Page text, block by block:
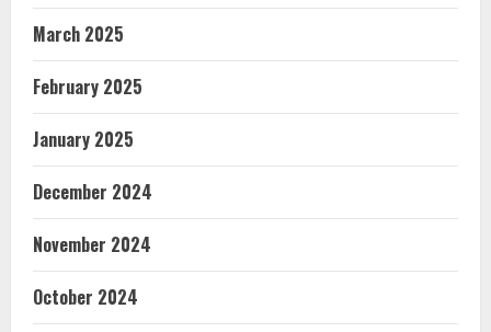
March 2025
February 2025
January 2025
December 2024
November 2024
October 2024